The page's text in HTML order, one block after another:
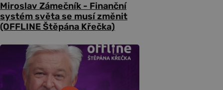
Miroslav Zámečník - Finanční
systém světa se musí změnit
(OFFLINE Štěpána Křečka)